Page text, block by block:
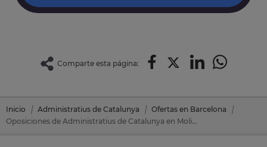
Comparte esta página:
Inicio Administratius de Catalunya
Ofertas en Barcelona
Oposiciones de Administratius de Catalunya en Molins De Rei (Barcelona)